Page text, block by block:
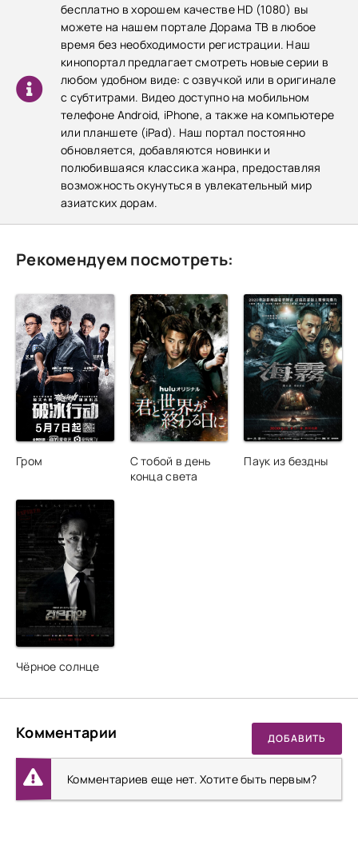
бесплатно в хорошем качестве HD (1080) вы
можете на нашем портале Дорама ТВ в любое
время без необходимости регистрации. Наш
кинопортал предлагает смотреть новые серии в
любом удобном виде: с озвучкой или в оригинале
с субтитрами. Видео доступно на мобильном
телефоне Android, iPhone, а также на компьютере
или планшете (iPad). Наш портал постоянно
обновляется, добавляются новинки и
полюбившаяся классика жанра, предоставляя
возможность окунуться в увлекательный мир
азиатских дорам.
Рекомендуем посмотреть:
Гром
С тобой в день
конца света
Паук из бездны
Чёрное солнце
Комментарии ДОБАВИТЬ
Комментариев еще нет. Хотите быть первым?